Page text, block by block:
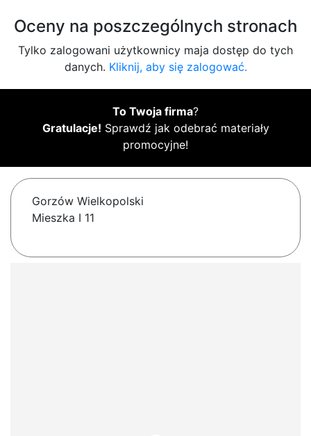
Oceny na poszczególnych stronach
Tylko zalogowani użytkownicy maja dostęp do tych
danych. Kliknij, aby się zalogować.
To Twoja firma?
Gratulacje! Sprawdź jak odebrać materiały
promocyjne!
Gorzów Wielkopolski
Mieszka I 11